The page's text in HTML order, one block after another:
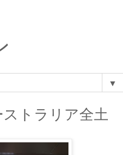
▼
トラリア全土